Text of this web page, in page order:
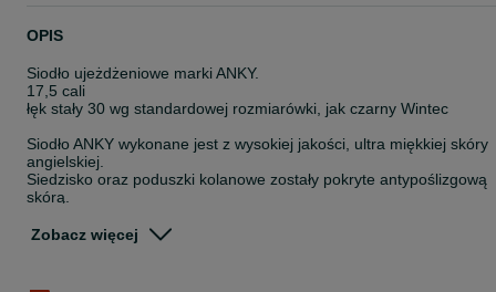
OPIS
Siodło ujeżdżeniowe marki ANKY.
17,5 cali
łęk stały 30 wg standardowej rozmiarówki, jak czarny Wintec
Siodło ANKY wykonane jest z wysokiej jakości, ultra miękkiej skóry
angielskiej.
Siedzisko oraz poduszki kolanowe zostały pokryte antypoślizgową
skórą.
swobodę w okolicach kłębu.
Zobacz więcej